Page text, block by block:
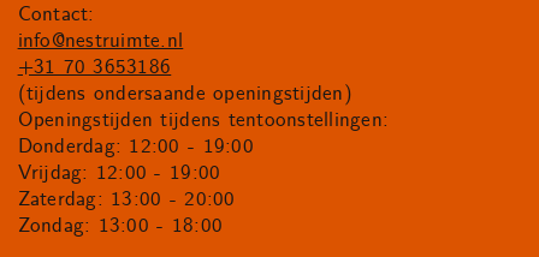
Contact:
info@nestruimte.nl
+31 70 3653186
(tijdens ondersaande openingstijden)
Openingstijden tijdens tentoonstellingen:
Donderdag: 12:00 - 19:00
Vrijdag: 12:00 - 19:00
Zaterdag: 13:00 - 20:00
Zondag: 13:00 - 18:00